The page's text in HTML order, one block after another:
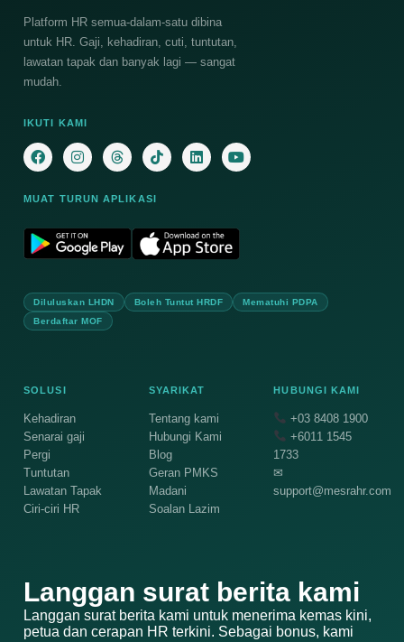
Platform HR semua-dalam-satu dibina
untuk HR. Gaji, kehadiran, cuti, tuntutan,
lawatan tapak dan banyak lagi — sangat
mudah.
IKUTI KAMI
MUAT TURUN APLIKASI
Diluluskan LHDN Boleh Tuntut HRDF
Mematuhi PDPA
Berdaftar MOF
SOLUSI
Kehadiran
Senarai gaji
Pergi
Tuntutan
Lawatan Tapak
Ciri-ciri HR
SYARIKAT
Tentang kami
Hubungi Kami
Blog
Geran PMKS
Madani
Soalan Lazim
HUBUNGI KAMI
+03 8408 1900
+6011 1545
1733
✉
support@mesrahr.com
Langgan surat berita kami
Langgan surat berita kami untuk menerima kemas kini,
petua dan cerapan HR terkini. Sebagai bonus, kami